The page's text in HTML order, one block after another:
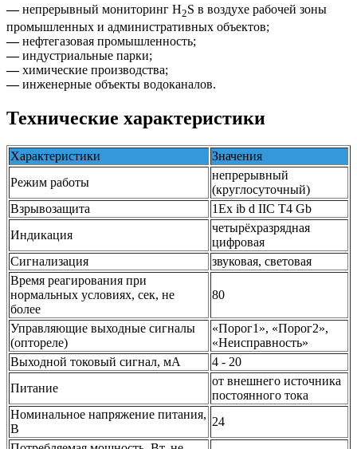
—непрерывный мониторинг H2S в воздухе рабочей зоны
промышленных и административных объектов;
—нефтегазовая промышленность;
—индустриальные парки;
—химические производства;
—инженерные объекты водоканалов.
Технические характеристики
Характеристики
Значения
Режим работы
непрерывный
(круглосуточный)
Взрывозащита
1Ex ib d IIC T4 Gb
Индикация
четырёхразрядная
цифровая
Сигнализация
звуковая, световая
Время реагирования при
нормальных условиях, сек, не
более
80
Управляющие выходные сигналы
(оптореле)
«Порог1», «Порог2»,
«Неисправность»
Выходной токовый сигнал, мА
4 - 20
Питание
от внешнего источника
постоянного тока
Номинальное напряжение питания,
В
24